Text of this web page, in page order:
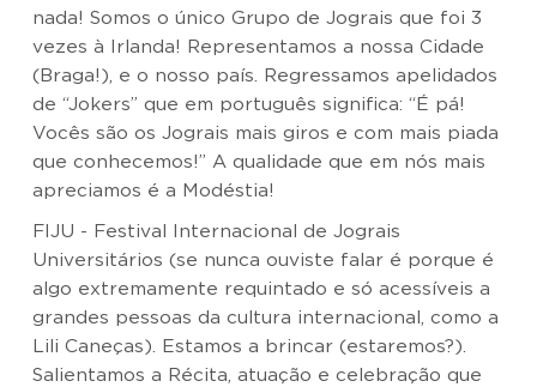
nada! Somos o único Grupo de Jograis que foi 3
vezes à Irlanda! Representamos a nossa Cidade
(Braga!), e o nosso país. Regressamos apelidados
de “Jokers” que em português significa: “É pá!
Vocês são os Jograis mais giros e com mais piada
que conhecemos!” A qualidade que em nós mais
apreciamos é a Modéstia!
FIJU - Festival Internacional de Jograis
Universitários (se nunca ouviste falar é porque é
algo extremamente requintado e só acessíveis a
grandes pessoas da cultura internacional, como a
Lili Caneças). Estamos a brincar (estaremos?).
Salientamos a Récita, atuação e celebração que